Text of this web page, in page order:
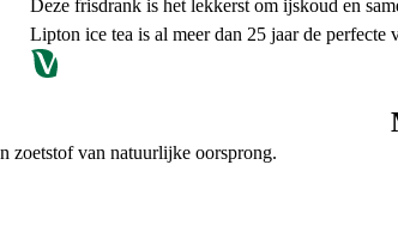
Deze frisdrank is het lekkerst om ijskoud en
Lipton ice tea is al meer dan 25 jaar de perfecte
zoetstof van natuurlijke oorsprong.